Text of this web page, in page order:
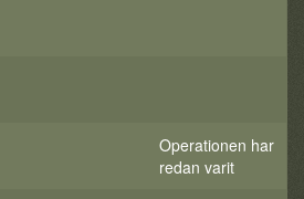
Operationen har
redan varit